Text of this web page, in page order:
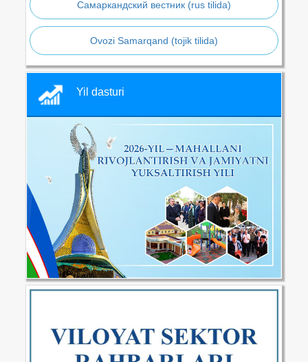
Самаркандский вестник (rus tilida)
Ovozi Samarqand (tojik tilida)
Yil dasturi